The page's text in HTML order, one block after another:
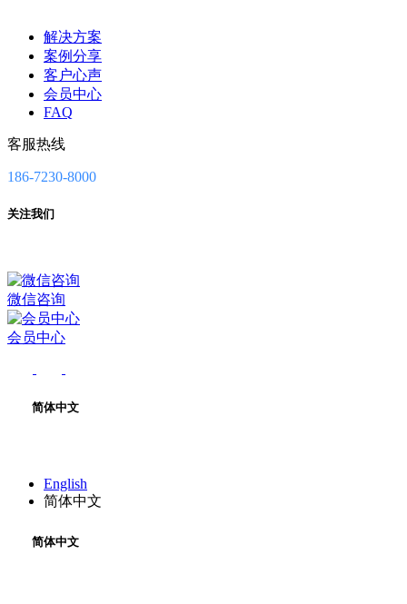
解决方案
案例分享
客户心声
会员中心
FAQ
客服热线
186-7230-8000
关注我们
微信咨询
会员中心
简体中文
English
简体中文
简体中文